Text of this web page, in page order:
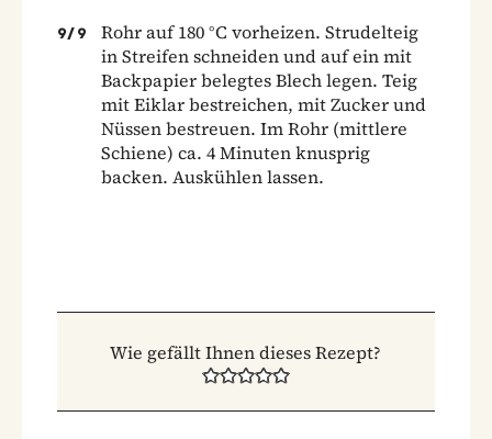
9/ 9
Rohr auf 180 °C vorheizen. Strudelteig
in Streifen schneiden und auf ein mit
Backpapier belegtes Blech legen. Teig
mit Eiklar bestreichen, mit Zucker und
Nüssen bestreuen. Im Rohr (mittlere
Schiene) ca. 4 Minuten knusprig
backen. Auskühlen lassen.
Wie gefällt Ihnen dieses Rezept?